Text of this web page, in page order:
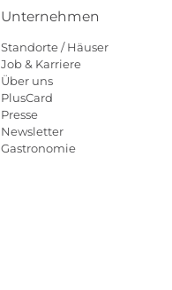
Unternehmen
Standorte / Häuser
Job & Karriere
Über uns
PlusCard
Presse
Newsletter
Gastronomie